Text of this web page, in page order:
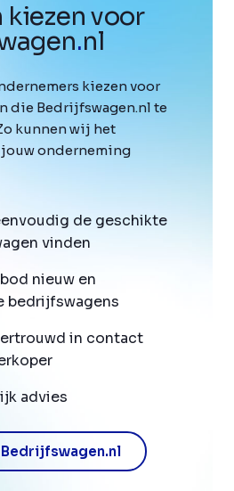
kiezen voor
.nl
kiezen voor
die Bedrijfswagen.nl te
kunnen wij het
onderneming
de geschikte
vinden
nieuw en
bedrijfswagens
in contact
advies